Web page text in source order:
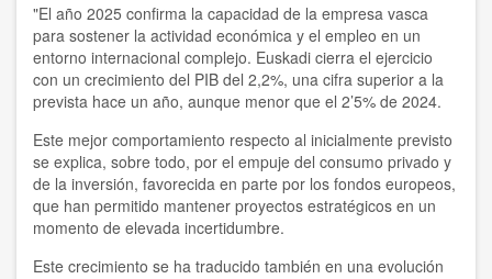
"El año 2025 confirma la capacidad de la empresa vasca
para sostener la actividad económica y el empleo en un
entorno internacional complejo. Euskadi cierra el ejercicio
con un crecimiento del PIB del 2,2%, una cifra superior a la
prevista hace un año, aunque menor que el 2’5% de 2024.
Este mejor comportamiento respecto al inicialmente previsto
se explica, sobre todo, por el empuje del consumo privado y
de la inversión, favorecida en parte por los fondos europeos,
que han permitido mantener proyectos estratégicos en un
momento de elevada incertidumbre.
Este crecimiento se ha traducido también en una evolución